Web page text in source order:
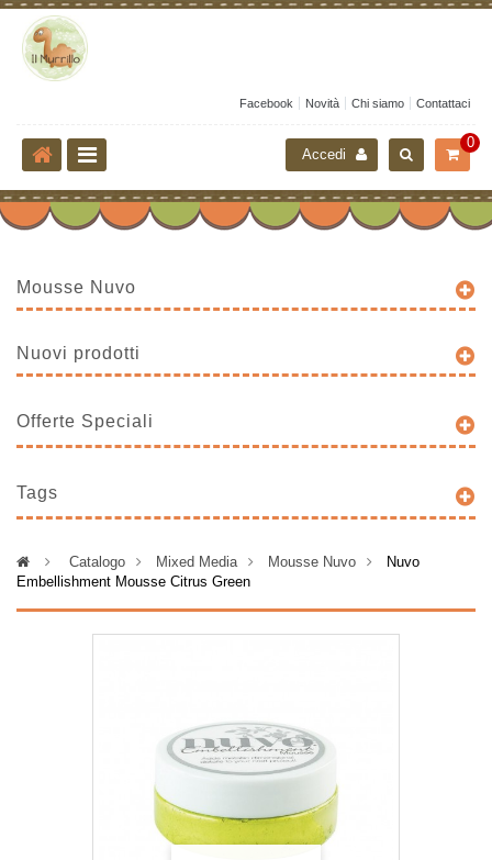
Facebook Novità Chi siamo Contattaci
0
Accedi
Mousse Nuvo
Nuovi prodotti
Offerte Speciali
Tags
> Catalogo > Mixed Media > Mousse Nuvo >
Nuvo
Embellishment Mousse Citrus Green